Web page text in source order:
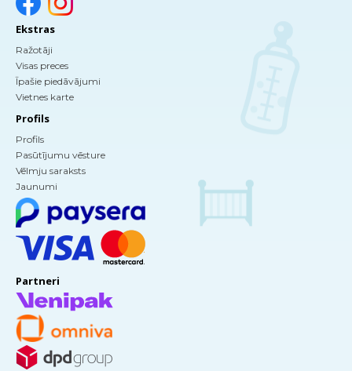
Ekstras
Ražotāji
Visas preces
Īpašie piedāvājumi
Vietnes karte
Profils
Profils
Pasūtījumu vēsture
Vēlmju saraksts
Jaunumi
Partneri